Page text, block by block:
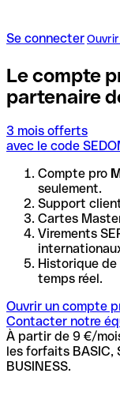
Se connecter
Le compte
partenaire
3 mois offerts
avec le code
Compte pro
seulement.
Support
Cartes
Virements
Historique
temps réel.
Ouvrir un compte
Contacter notre
À partir de 9 €/
les forfaits BASIC,
BUSINESS.